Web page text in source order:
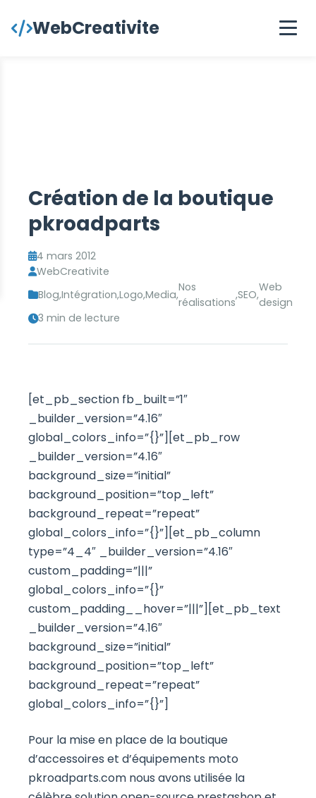
principalWebCreativite
Création de la boutique
pkroadparts
4 mars 2012
WebCreativite
Blog,Intégration,Logo,Media,
Nos
réalisations
,SEO,
Web
design
3 min de lecture
[et_pb_section fb_built=”1″
_builder_version=”4.16″
global_colors_info=”{}”][et_pb_row
_builder_version=”4.16″
background_size=”initial”
background_position=”top_left”
background_repeat=”repeat”
global_colors_info=”{}”][et_pb_column
type=”4_4″ _builder_version=”4.16″
custom_padding=”|||”
global_colors_info=”{}”
custom_padding__hover=”|||”][et_pb_text
_builder_version=”4.16″
background_size=”initial”
background_position=”top_left”
background_repeat=”repeat”
global_colors_info=”{}”]
Pour la mise en place de la boutique
d’accessoires et d’équipements moto
pkroadparts.com nous avons utilisée la